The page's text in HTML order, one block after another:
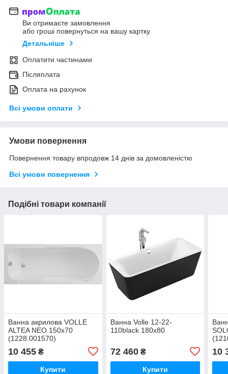
Ви отримаєте замовлення
або гроші повернуться на вашу картку
Детальніше
Оплатити частинами
Післяплата
Оплата на рахунок
Всі умови оплати
Умови повернення
Повернення товару впродовж 14 днів за домовленістю
Всі умови повернення
Подібні товари компанії
Ванна акрилова VOLLE
ALTEA NEO 150х70
(1228.001570)
10 455 ₴
Купити
Ванна Volle 12-22-
110black 180x80
72 460₴
Купити
10